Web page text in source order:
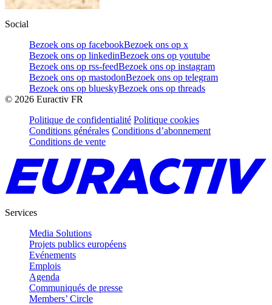
Social
Bezoek ons op facebookBezoek ons op x
Bezoek ons op linkedinBezoek ons op youtube
Bezoek ons op rss-feedBezoek ons op instagram
Bezoek ons op mastodonBezoek ons op telegram
Bezoek ons op blueskyBezoek ons op threads
© 2026 Euractiv FR
Politique de confidentialité Politique cookies
Conditions générales Conditions d’abonnement
Conditions de vente
Services
Media Solutions
Projets publics européens
Evénements
Emplois
Agenda
Communiqués de presse
Members’ Circle